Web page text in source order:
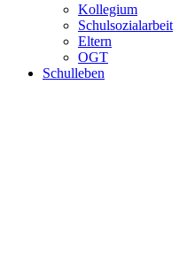
Kollegium
Schulsozialarbeit
Eltern
OGT
Schulleben